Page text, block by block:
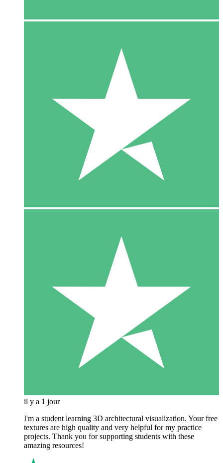
il y a 1 jour
I'm a student learning 3D architectural visualization. Your free
textures are high quality and very helpful for my practice
projects. Thank you for supporting students with these
amazing resources!